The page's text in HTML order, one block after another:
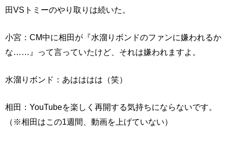
田VSトミーのやり取りは続いた。
小宮：CM中に相田が『水溜りボンドのファンに嫌われるか
な……』って言っていたけど、それは嫌われますよ。
水溜りボンド：あはははは（笑）
相田：YouTubeを楽しく再開する気持ちにならないです。
（※相田はこの1週間、動画を上げていない）